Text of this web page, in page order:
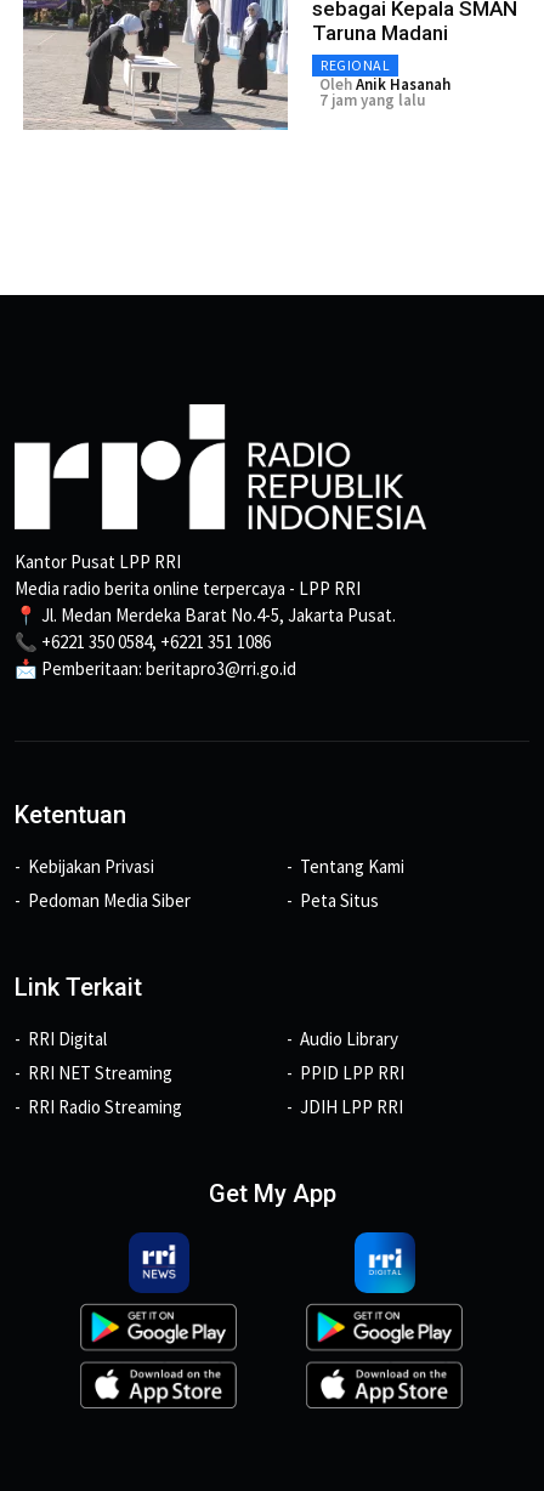
sebagai Kepala SMAN
Taruna Madani
REGIONAL
OlehAnik Hasanah
7 jam yang lalu
Kantor Pusat LPP RRI
Media radio berita online terpercaya - LPP RRI
📍 Jl. Medan Merdeka Barat No.4-5, Jakarta Pusat.
📞 +6221 350 0584, +6221 351 1086
📩 Pemberitaan: beritapro3@rri.go.id
Ketentuan
Kebijakan Privasi
Pedoman Media Siber
Tentang Kami
Peta Situs
Link Terkait
RRI Digital
RRI NET Streaming
RRI Radio Streaming
Audio Library
PPID LPP RRI
JDIH LPP RRI
Get My App